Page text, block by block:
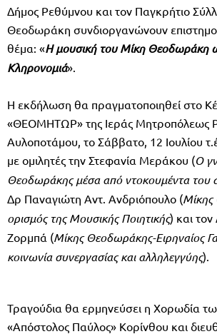
Δήμος Ρεθύμνου και τον Παγκρήτιο
Θεοδωράκη συνδιοργανώνουν
θέμα: «Η μουσική του Μίκη Θεοδωράκη
Κληρονομιά».
Η εκδήλωση θα πραγματοποιηθεί στο
«ΘΕΟΜΗΤΩΡ» της Ιεράς Μητροπόλεως
Αυλοποτάμου, το Σάββατο, 12 Ιουλίου
με ομιλητές την Στεφανία Μεράκου (Ο
Θεοδωράκης μέσα από ντοκουμέντα του
Δρ Παναγιώτη Αντ. Ανδριόπουλο (
ορισμός της Μουσικής Ποιητικής) και
Ζορμπά (Μίκης Θεοδωράκης-Ειρηναίος
κοινωνία συνεργασίας και αλληλεγγύης).
Τραγούδια θα ερμηνεύσει η Χορωδία
«Απόστολος Παύλος» Κορίνθου και